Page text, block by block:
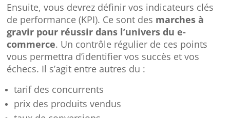
Ensuite, vous devrez définir vos indicateurs clés
de performance (KPI). Ce sont des marches à
gravir pour réussir dans l’univers du e-
commerce. Un contrôle régulier de ces points
vous permettra d’identifier vos succès et vos
échecs. Il s’agit entre autres du :
tarif des concurrents
prix des produits vendus